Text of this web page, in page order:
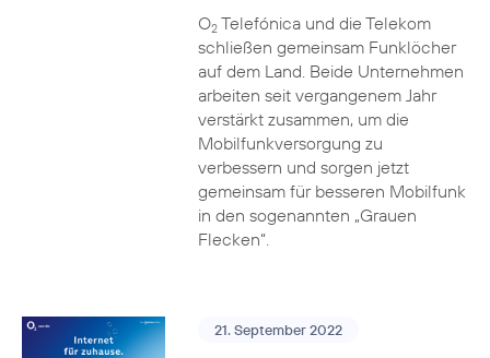
O2Telefónica und die Telekom
schließen gemeinsam Funklöcher
auf dem Land. Beide Unternehmen
arbeiten seit vergangenem Jahr
verstärkt zusammen, um die
Mobilfunkversorgung zu
verbessern und sorgen jetzt
gemeinsam für besseren Mobilfunk
in den sogenannten „Grauen
Flecken“.
21. September 2022